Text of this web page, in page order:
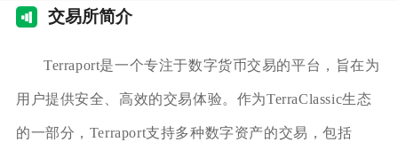
交易所简介
Terraport是一个专注于数字货币交易的平台，旨在为
用户提供安全、高效的交易体验。作为TerraClassic生态
的一部分，Terraport支持多种数字资产的交易，包括